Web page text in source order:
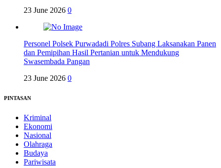
23 June 2026 0
Personel Polsek Purwadadi Polres Subang Laksanakan Panen
dan Pemipihan Hasil Pertanian untuk Mendukung
Swasembada Pangan
23 June 2026 0
PINTASAN
Kriminal
Ekonomi
Nasional
Olahraga
Budaya
Pariwisata